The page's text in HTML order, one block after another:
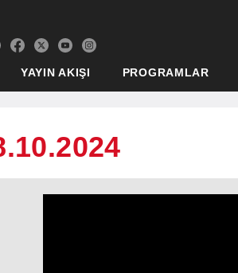
YAYIN AKIŞI PROGRAMLAR